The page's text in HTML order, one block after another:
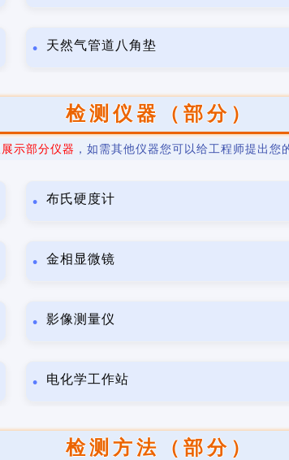
天然气管道八角垫
检测仪器（部分）
示部分仪器 ，如需其他仪器您可以给工程师提出您
布氏硬度计
金相显微镜
影像测量仪
电化学工作站
检测方法（部分）